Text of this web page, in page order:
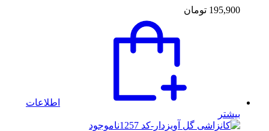
195,900 تومان
اطلاعات
بیشتر
ناموجود